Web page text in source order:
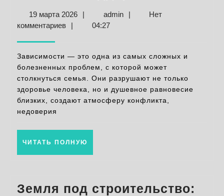
советы
и
19 марта 202619
марта
| adminadmin
|
Нет
комментариев
| 04:27
Зависимости — это одна из самых сложных и
болезненных проблем, с которой может
столкнуться семья. Они разрушают не только
здоровье человека, но и душевное равновесие
близких, создают атмосферу конфликта,
недоверия
ЧИТАТЬ ПОЛНУЮ
Земля под строительство: